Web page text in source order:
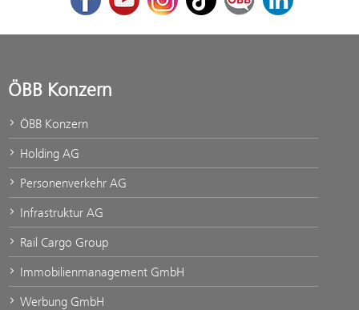
ÖBB Konzern
ÖBB Konzern
Holding AG
Personenverkehr AG
Infrastruktur AG
Rail Cargo Group
Immobilienmanagement GmbH
Werbung GmbH